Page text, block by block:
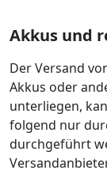
Akkus und
Der Versand
Akkus oder
unterliegen,
folgend nur
durchgeführt